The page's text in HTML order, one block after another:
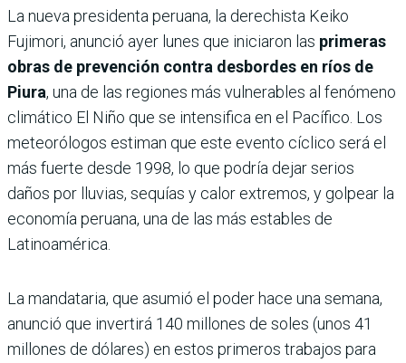
La nueva presidenta peruana, la derechista Keiko
Fujimori, anunció ayer lunes que iniciaron las primeras
obras de prevención contra desbordes en ríos de
Piura, una de las regiones más vulnerables al fenómeno
climático El Niño que se intensifica en el Pacífico. Los
meteorólogos estiman que este evento cíclico será el
más fuerte desde 1998, lo que podría dejar serios
daños por lluvias, sequías y calor extremos, y golpear la
economía peruana, una de las más estables de
Latinoamérica.
La mandataria, que asumió el poder hace una semana,
anunció que invertirá 140 millones de soles (unos 41
millones de dólares) en estos primeros trabajos para